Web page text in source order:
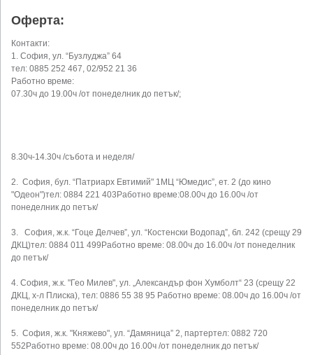
Оферта:
Контакти:
1. София, ул. “Бузлуджа” 64
тел: 0885 252 467, 02/952 21 36
Работно време:
07.30ч до 19.00ч /от понеделник до петък/;
8.30ч-14.30ч /събота и неделя/
2. София, бул. “Патриарх Евтимий" 1МЦ “Юмедис”, ет. 2 (до кино
"Одеон")тел: 0884 221 403Работно време:08.00ч до 16.00ч /от
понеделник до петък/
3. София, ж.к. “Гоце Делчев”, ул. “Костенски Водопад”, бл. 242 (срещу 29
ДКЦ)тел: 0884 011 499Работно време: 08.00ч до 16.00ч /от понеделник
до петък/
4. София, ж.к. "Гео Милев", ул. „Александър фон Хумболт“ 23 (срещу 22
ДКЦ, х-л Плиска), тел: 0886 55 38 95 Работно време: 08.00ч до 16.00ч /от
понеделник до петък/
5. София, ж.к. "Княжево", ул. “Дамяница” 2, партертел: 0882 720
552Работно време: 08.00ч до 16.00ч /от понеделник до петък/